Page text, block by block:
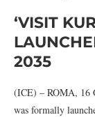
‘VISIT
2035
(ICE) – ROMA, 16
was formally